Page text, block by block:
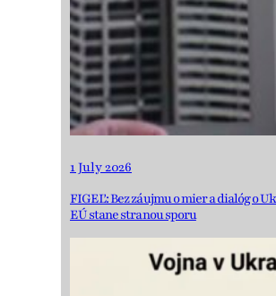
1 July 2026
FIGEĽ: Bez záujmu o mier a dialóg o
EÚ stane stranou sporu